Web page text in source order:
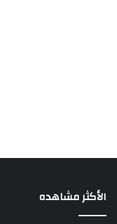
الأكثر مشاهده